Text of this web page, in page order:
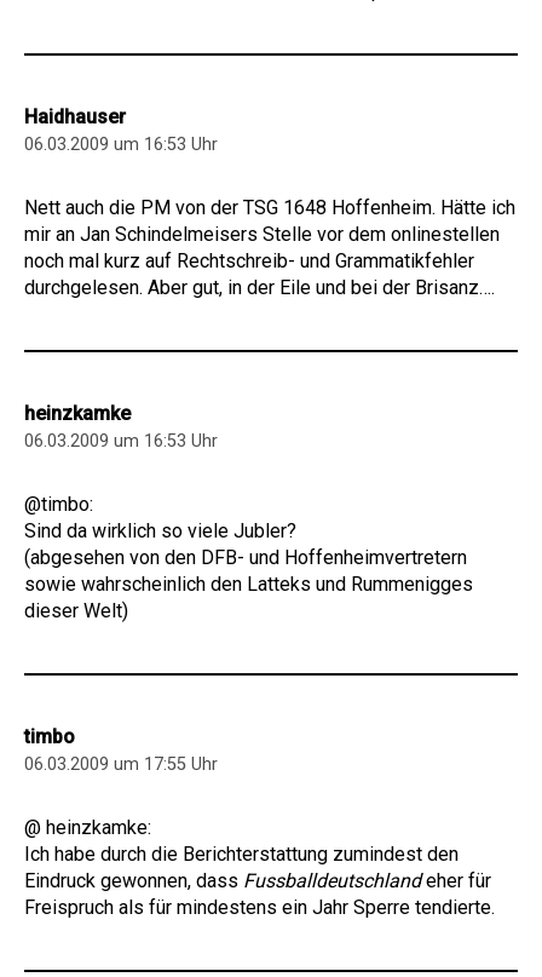
Haidhauser
06.03.2009 um 16:53 Uhr
Nett auch die PM von der TSG 1648 Hoffenheim. Hätte ich
mir an Jan Schindelmeisers Stelle vor dem onlinestellen
noch mal kurz auf Rechtschreib- und Grammatikfehler
durchgelesen. Aber gut, in der Eile und bei der Brisanz….
heinzkamke
06.03.2009 um 16:53 Uhr
@timbo:
Sind da wirklich so viele Jubler?
(abgesehen von den DFB- und Hoffenheimvertretern
sowie wahrscheinlich den Latteks und Rummenigges
dieser Welt)
timbo
06.03.2009 um 17:55 Uhr
@ heinzkamke:
Ich habe durch die Berichterstattung zumindest den
Eindruck gewonnen, dass Fussballdeutschlandeher für
Freispruch als für mindestens ein Jahr Sperre tendierte.